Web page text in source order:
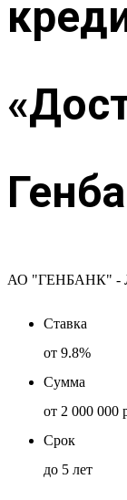
АО "ГЕНБАНК" -
Ставка
от 9.8%
Сумма
от 2 000 000
Срок
до 5 лет